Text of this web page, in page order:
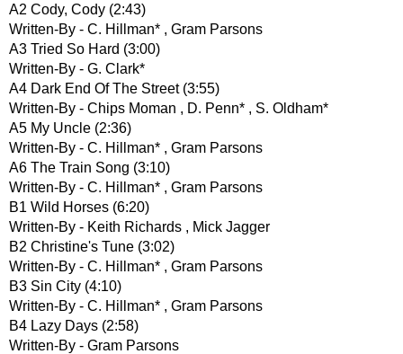
A2 Cody, Cody (2:43)
Written-By - C. Hillman* , Gram Parsons
A3 Tried So Hard (3:00)
Written-By - G. Clark*
A4 Dark End Of The Street (3:55)
Written-By - Chips Moman , D. Penn* , S. Oldham*
A5 My Uncle (2:36)
Written-By - C. Hillman* , Gram Parsons
A6 The Train Song (3:10)
Written-By - C. Hillman* , Gram Parsons
B1 Wild Horses (6:20)
Written-By - Keith Richards , Mick Jagger
B2 Christine's Tune (3:02)
Written-By - C. Hillman* , Gram Parsons
B3 Sin City (4:10)
Written-By - C. Hillman* , Gram Parsons
B4 Lazy Days (2:58)
Written-By - Gram Parsons